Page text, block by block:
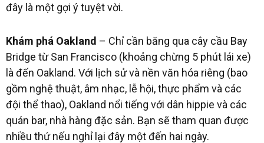
đây là một gợi ý tuyệt vời.
Khám phá Oakland – Chỉ cần băng qua cây cầu Bay
Bridge từ San Francisco (khoảng chừng 5 phút lái xe)
là đến Oakland. Với lịch sử và nền văn hóa riêng (bao
gồm nghệ thuật, âm nhạc, lễ hội, thực phẩm và các
đội thể thao), Oakland nổi tiếng với dân hippie và các
quán bar, nhà hàng đặc sản. Bạn sẽ tham quan được
nhiều thứ nếu nghỉ lại đây một đến hai ngày.